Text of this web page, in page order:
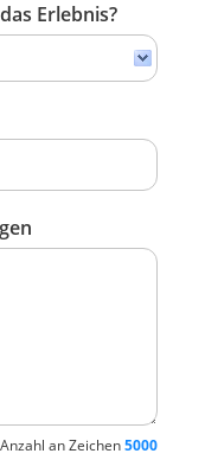
Erlebnis?
an Zeichen5000